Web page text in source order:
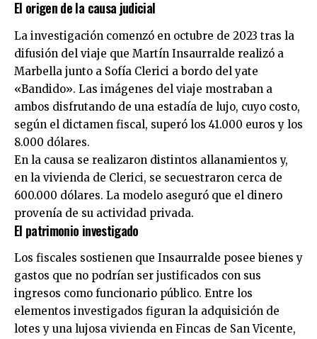
El origen de la causa judicial
La investigación comenzó en octubre de 2023 tras la
difusión del viaje que Martín Insaurralde realizó a
Marbella junto a Sofía Clerici a bordo del yate
«Bandido». Las imágenes del viaje mostraban a
ambos disfrutando de una estadía de lujo, cuyo costo,
según el dictamen fiscal, superó los 41.000 euros y los
8.000 dólares.
En la causa se realizaron distintos allanamientos y,
en la vivienda de Clerici, se secuestraron cerca de
600.000 dólares. La modelo aseguró que el dinero
provenía de su actividad privada.
El patrimonio investigado
Los fiscales sostienen que Insaurralde posee bienes y
gastos que no podrían ser justificados con sus
ingresos como funcionario público. Entre los
elementos investigados figuran la adquisición de
lotes y una lujosa vivienda en Fincas de San Vicente,